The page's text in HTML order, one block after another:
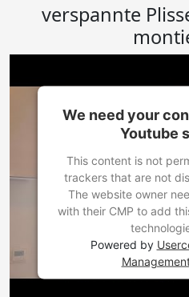
verspannte
We need your
Youtube
This content is not
trackers that are not
The website owner
with their CMP to add
Powered by